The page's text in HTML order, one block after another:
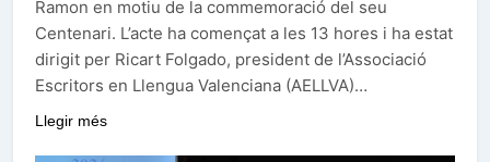
Ramon en motiu de la commemoració del seu
Centenari. L’acte ha començat a les 13 hores i ha estat
dirigit per Ricart Folgado, president de l’Associació
Escritors en Llengua Valenciana (AELLVA)…
Llegir més